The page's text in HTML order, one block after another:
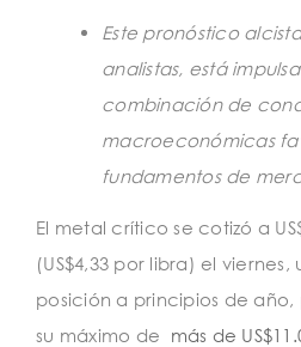
Este pronóstico
analistas, está
combinación de
macroeconómicas
fundamentos de
El metal crítico se cotizó a
(US$4,33 por libra) el viernes,
posición a principios de
su máximo de más de